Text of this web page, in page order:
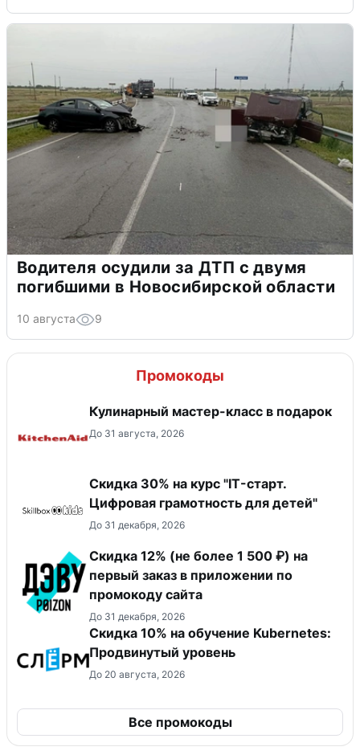
Водителя осудили за ДТП с двумя
погибшими в Новосибирской области
10 августа 9
Промокоды
Кулинарный мастер-класс в подарок
До 31 августа, 2026
Скидка 30% на курс "IT-старт.
Цифровая грамотность для детей"
До 31 декабря, 2026
Скидка 12% (не более 1 500 ₽) на
первый заказ в приложении по
промокоду сайта
До 31 декабря, 2026
Скидка 10% на обучение Kubernetes:
Продвинутый уровень
До 20 августа, 2026
Все промокоды